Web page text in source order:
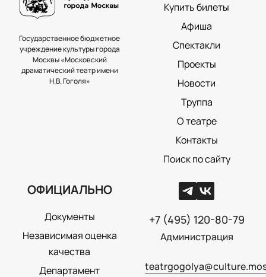
Государственное бюджетное
учреждение культуры города
Москвы «Московский
драматический театр имени
Н.В. Гоголя»
Купить билеты
Афиша
Спектакли
Проекты
Новости
Труппа
О театре
Контакты
Поиск по сайту
ОФИЦИАЛЬНО
Документы
Независимая оценка
качества
Департамент
+7 (495) 120-80-79
Администрация